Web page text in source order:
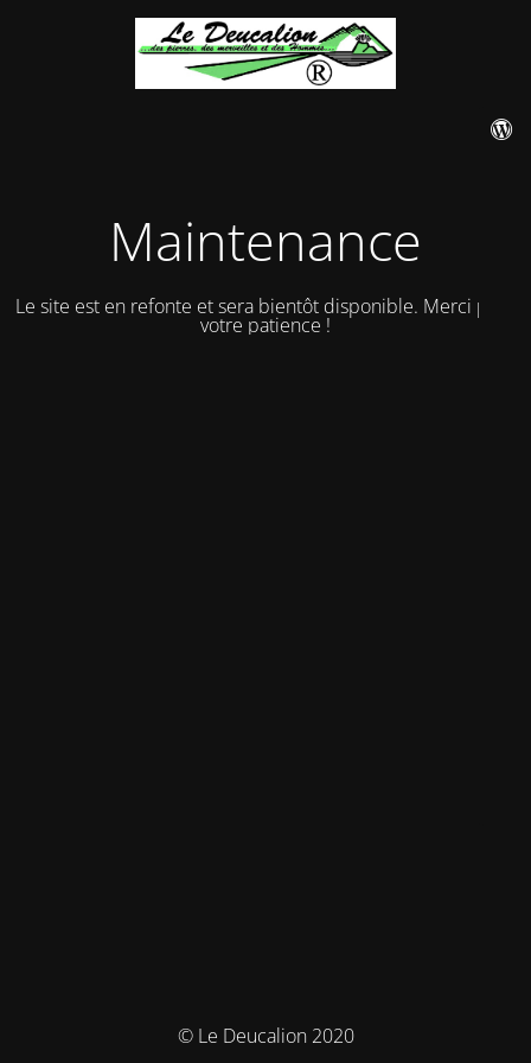
Maintenance
Le site est en refonte et sera bientôt disponible. Merci pour
votre patience !
© Le Deucalion 2020